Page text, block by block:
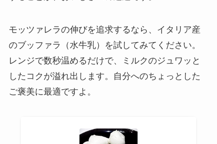
モッツァレラの伸びを追求するなら、イタリア産
のブッファラ（水牛乳）を試してみてください。
レンジで数秒温めるだけで、ミルクのジュワッと
したコクが溢れ出します。自分へのちょっとした
ご褒美に最適ですよ。